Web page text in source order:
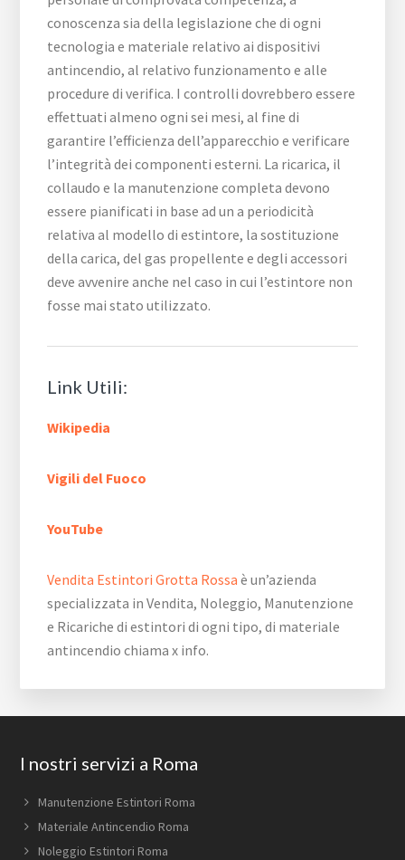
conoscenza sia della legislazione che di ogni
tecnologia e materiale relativo ai dispositivi
antincendio, al relativo funzionamento e alle
procedure di verifica. I controlli dovrebbero essere
effettuati almeno ogni sei mesi, al fine di
garantire l’efficienza dell’apparecchio e verificare
l’integrità dei componenti esterni. La ricarica, il
collaudo e la manutenzione completa devono
essere pianificati in base ad un a periodicità
relativa al modello di estintore, la sostituzione
della carica, del gas propellente e degli accessori
deve avvenire anche nel caso in cui l’estintore non
fosse mai stato utilizzato.
Link Utili:
Wikipedia
Vigili del Fuoco
YouTube
Vendita Estintori Grotta Rossa è un’azienda
specializzata in Vendita, Noleggio, Manutenzione
e Ricariche di estintori di ogni tipo, di materiale
antincendio chiama x info.
Footer
I nostri servizi a Roma
Manutenzione Estintori Roma
Materiale Antincendio Roma
Noleggio Estintori Roma